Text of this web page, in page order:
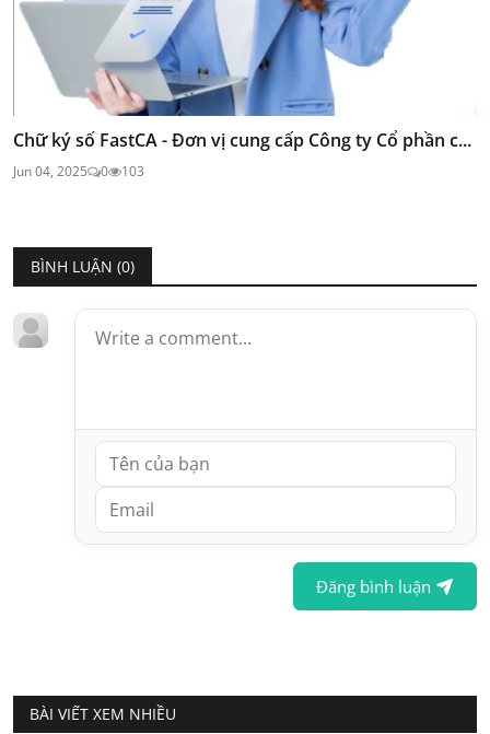
Chữ ký số FastCA - Đơn vị cung cấp Công ty Cổ phần c...
Jun 04, 2025 0 103
BÌNH LUẬN (0)
Đăng bình luận
BÀI VIẾT XEM NHIỀU